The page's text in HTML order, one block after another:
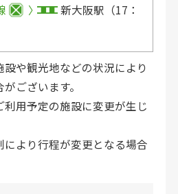
新大阪駅（17：
や観光地などの状況により
ございます。
用予定の施設に変更が生じ
より行程が変更となる場合